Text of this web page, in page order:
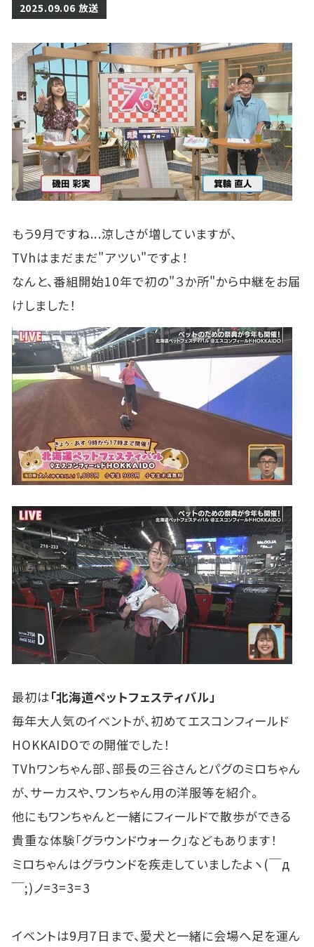
2025.09.06 放送
もう9月ですね...涼しさが増していますが、
TVhはまだまだ"アツい"ですよ！
なんと、番組開始10年で初の"３か所"から中継をお届
けしました！
最初は「北海道ペットフェスティバル」
毎年大人気のイベントが、初めてエスコンフィールド
HOKKAIDOでの開催でした！
TVhワンちゃん部、部長の三谷さんとパグのミロちゃん
が、サーカスや、ワンちゃん用の洋服等を紹介。
他にもワンちゃんと一緒にフィールドで散歩ができる
貴重な体験「グラウンドウォーク」などもあります！
ミロちゃんはグラウンドを疾走していましたよヽ(￣д
￣;)ノ=3=3=3
イベントは9月7日まで、愛犬と一緒に会場へ足を運ん